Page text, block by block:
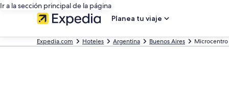
Ir a la sección principal de la página
Planea tu viaje
Expedia.com Hoteles Argentina Buenos Aires Microcentro